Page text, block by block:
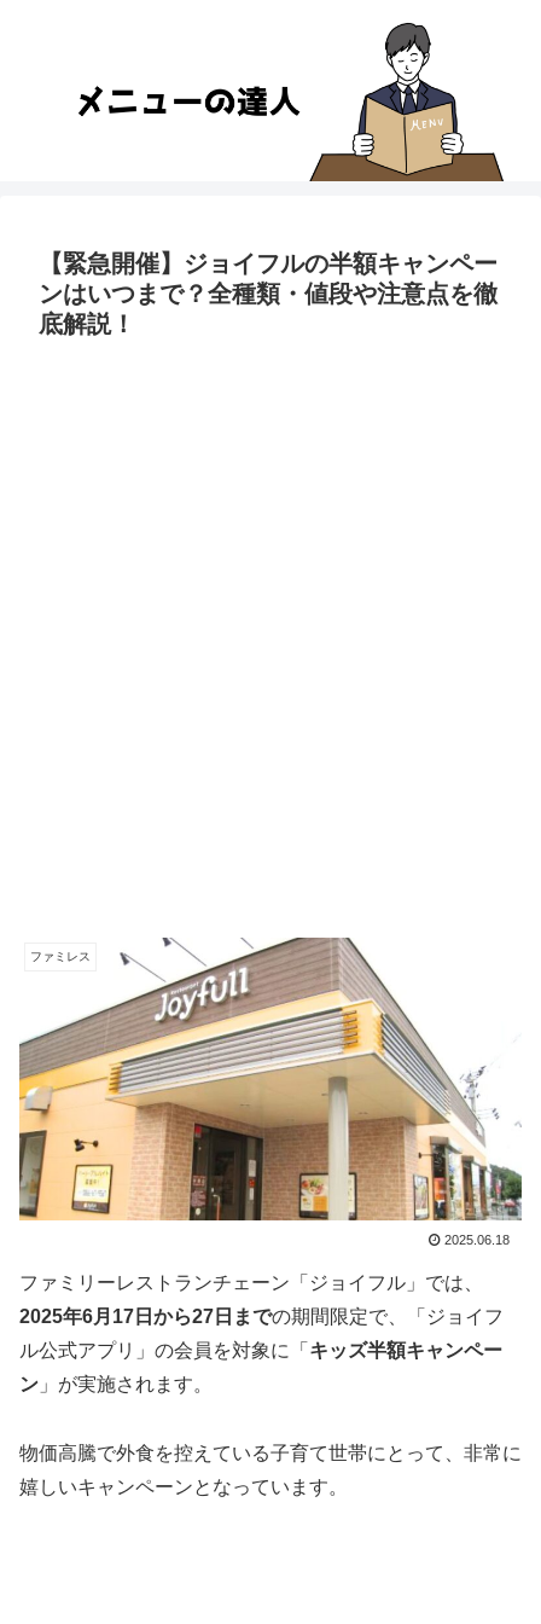
【緊急開催】ジョイフルの半額キャンペー
ンはいつまで？全種類・値段や注意点を徹
底解説！
ファミレス
2025.06.18
ファミリーレストランチェーン「ジョイフル」では、
2025年6月17日から27日までの期間限定で、「ジョイフ
ル公式アプリ」の会員を対象に「 キッズ半額キャンペー
ン 」が実施されます。
物価高騰で外食を控えている子育て世帯にとって、非常に
嬉しいキャンペーンとなっています。